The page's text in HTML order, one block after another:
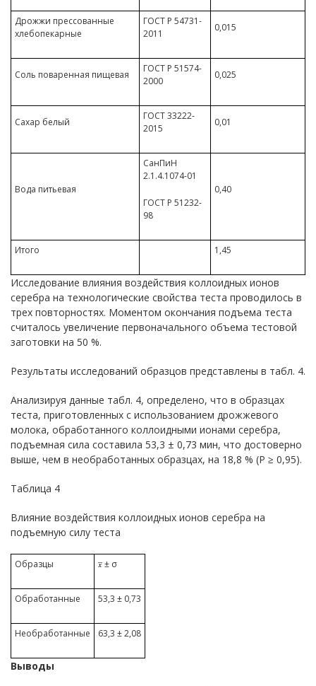
Дрожжи прессованные
хлебопекарные
ГОСТ Р 54731-
2011
0,015
Соль поваренная пищевая
ГОСТ Р 51574-
2000
0,025
Сахар белый
ГОСТ 33222-
2015
0,01
Вода питьевая
СанПиН
2.1.4.1074-01
ГОСТ Р 51232-
98
0,40
Итого 1,45
Исследование влияния воздействия коллоидных ионов
серебра на технологические свойства теста проводилось в
трех повторностях. Моментом окончания подъема теста
считалось увеличение первоначального объема тестовой
заготовки на 50 %.
Результаты исследований образцов представлены в табл. 4.
Анализируя данные табл. 4, определено, что в образцах
теста, приготовленных с использованием дрожжевого
молока, обработанного коллоидными ионами серебра,
подъемная сила составила 53,3 ± 0,73 мин, что достоверно
выше, чем в необработанных образцах, на 18,8 % (Р ≥ 0,95).
Таблица 4
Влияние воздействия коллоидных ионов серебра на
подъемную силу теста
Образцы ± σ
Обработанные 53,3 ± 0,73
Необработанные 63,3 ± 2,08
Выводы